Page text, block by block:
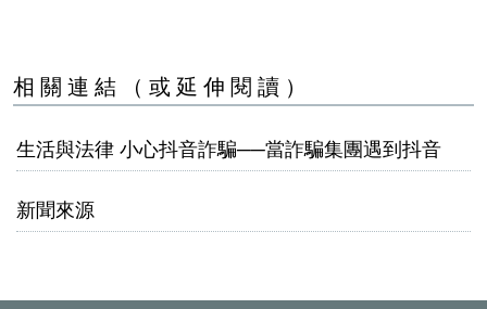
相關連結（或延伸閱讀）
生活與法律 小心抖音詐騙──當詐騙集團遇到抖音
新聞來源